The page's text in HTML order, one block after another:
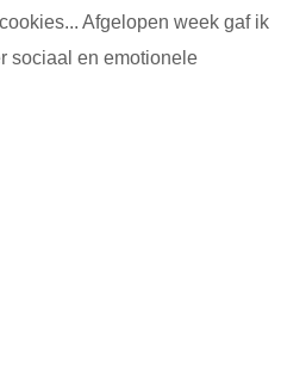
Afgelopen week gaf ik
sociaal en emotionele